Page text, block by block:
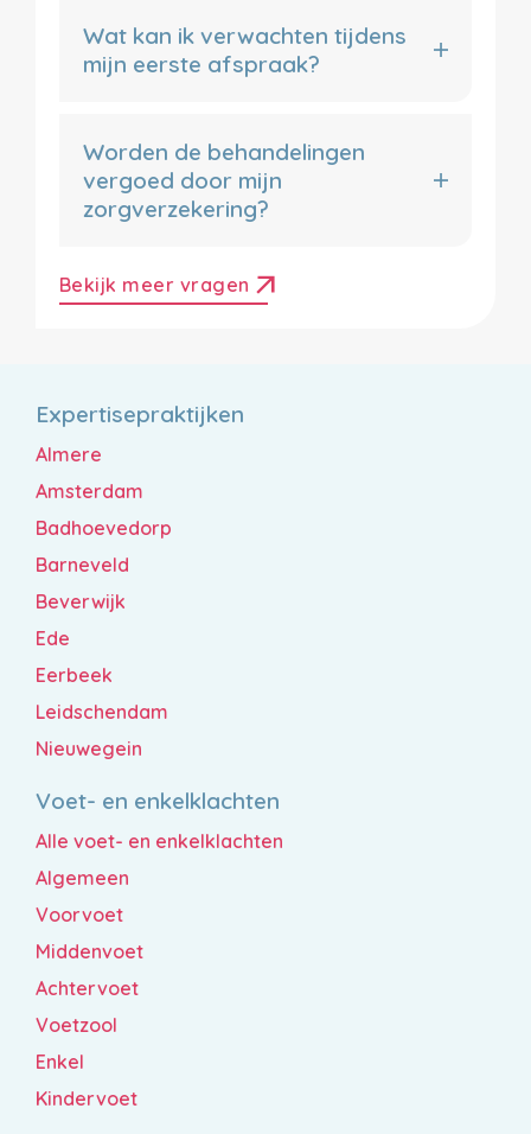
Wat kan ik verwachten tijdens
mijn eerste afspraak?
Worden de behandelingen
vergoed door mijn
zorgverzekering?
Bekijk meer vragen arrow_outward
Expertisepraktijken
Almere
Amsterdam
Badhoevedorp
Barneveld
Beverwijk
Ede
Eerbeek
Leidschendam
Nieuwegein
Voet- en enkelklachten
Alle voet- en enkelklachten
Algemeen
Voorvoet
Middenvoet
Achtervoet
Voetzool
Enkel
Kindervoet